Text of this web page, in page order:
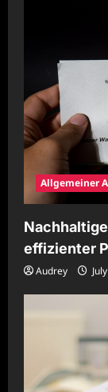
Allgemeiner
effizienter
Audrey